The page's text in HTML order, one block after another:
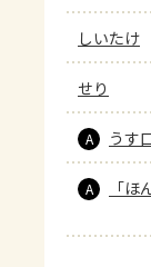
しいたけ
せり
A うす
A 「ほ